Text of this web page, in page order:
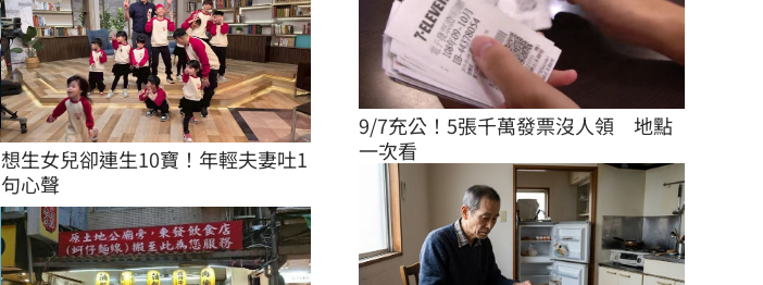
想生女兒卻連生10寶！年輕夫妻吐1
句心聲
9/7充公！5張千萬發票沒人領　地點
一次看